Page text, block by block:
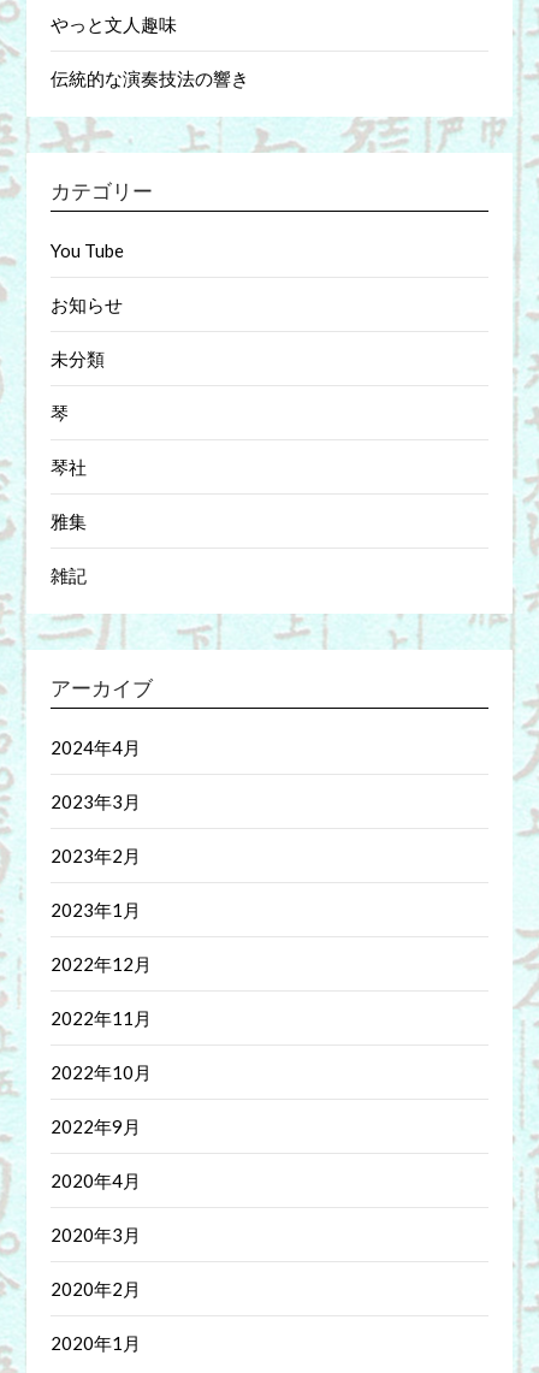
やっと文人趣味
伝統的な演奏技法の響き
カテゴリー
You Tube
お知らせ
未分類
琴
琴社
雅集
雑記
アーカイブ
2024年4月
2023年3月
2023年2月
2023年1月
2022年12月
2022年11月
2022年10月
2022年9月
2020年4月
2020年3月
2020年2月
2020年1月